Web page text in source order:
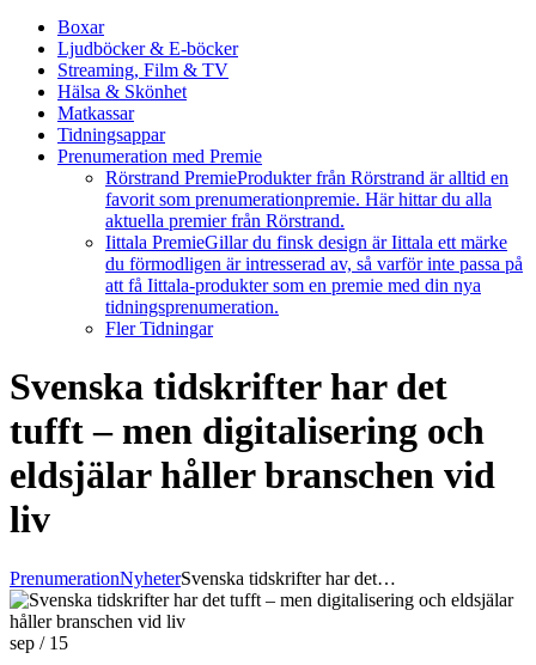
Boxar
Ljudböcker & E-böcker
Streaming, Film & TV
Hälsa & Skönhet
Matkassar
Tidningsappar
Prenumeration med Premie
Rörstrand PremieProdukter från Rörstrand är alltid en
favorit som prenumerationpremie. Här hittar du alla
aktuella premier från Rörstrand.
Iittala PremieGillar du finsk design är Iittala ett märke
du förmodligen är intresserad av, så varför inte passa på
att få Iittala-produkter som en premie med din nya
tidningsprenumeration.
Fler Tidningar
Svenska tidskrifter har det
tufft – men digitalisering och
eldsjälar håller branschen vid
liv
PrenumerationNyheterSvenska tidskrifter har det…
sep / 15